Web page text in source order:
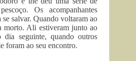
Os acompanhantes
salvar. Quando voltaram ao
morto. Ali estiveram junto ao
seguinte, quando outros
foram ao seu encontro.